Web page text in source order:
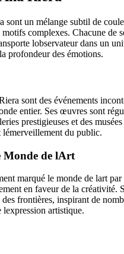
un mélange subtil de
complexes. Chacune de
lobservateur dans un
profondeur des émotions.
sont des événements
entier. Ses œuvres sont
prestigieuses et des
lémerveillement du public.
Monde de lArt
marqué le monde de lart par
en faveur de la créativité.
frontières, inspirant de
lexpression artistique.